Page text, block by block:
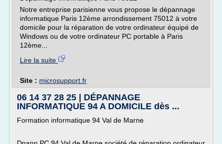
Notre entreprise parisienne vous propose le dépannage
informatique Paris 12ème arrondissement 75012 à votre
domicile pour la réparation de votre ordinateur équipé de
Windows ou de votre ordinateur PC portable à Paris
12ème...
Lire la suite
Site : microsupport.fr
06 14 37 28 25 | DÉPANNAGE
INFORMATIQUE 94 A DOMICILE dès ...
Formation informatique 94 Val de Marne